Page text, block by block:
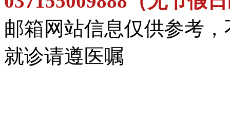
邮箱网站信息仅供参考
就诊请遵医嘱